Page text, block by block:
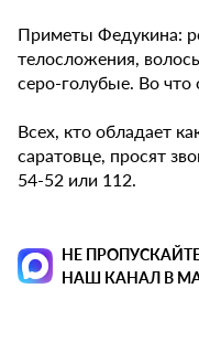
Приметы Федукина:
телосложения,
серо-голубые. Во что
Всех, кто обладает
саратовце, просят
54-52 или 112.
НЕ
НАШ КАНАЛ В